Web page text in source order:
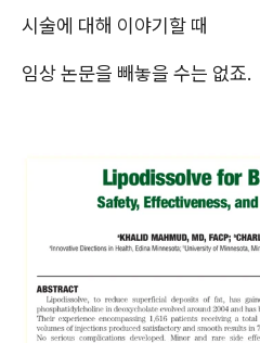
시술에 대해 이야기할 때
임상 논문을 빼놓을 수는 없죠.